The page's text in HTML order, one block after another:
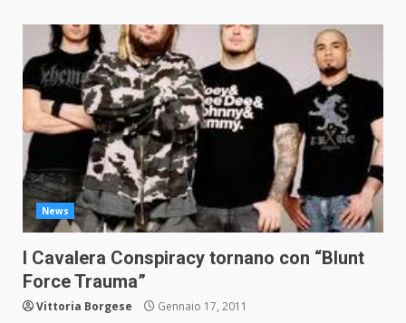
News
I Cavalera Conspiracy tornano con “Blunt
Force Trauma”
Vittoria Borgese Gennaio 17, 2011